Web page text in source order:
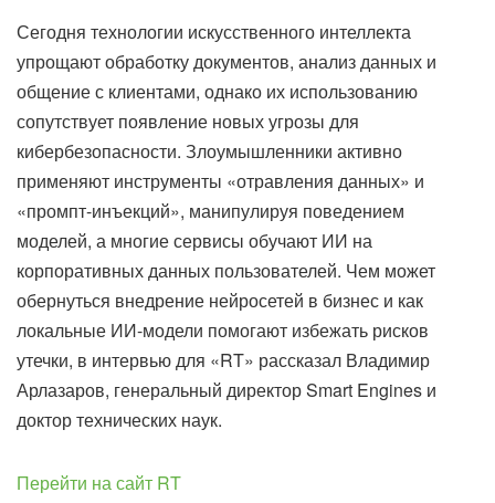
Сегодня технологии искусственного интеллекта
упрощают обработку документов, анализ данных и
общение с клиентами, однако их использованию
сопутствует появление новых угрозы для
кибербезопасности. Злоумышленники активно
применяют инструменты «отравления данных» и
«промпт-инъекций», манипулируя поведением
моделей, а многие сервисы обучают ИИ на
корпоративных данных пользователей. Чем может
обернуться внедрение нейросетей в бизнес и как
локальные ИИ-модели помогают избежать рисков
утечки, в интервью для «RT» рассказал Владимир
Арлазаров, генеральный директор Smart Engines и
доктор технических наук.
Перейти на сайт RT